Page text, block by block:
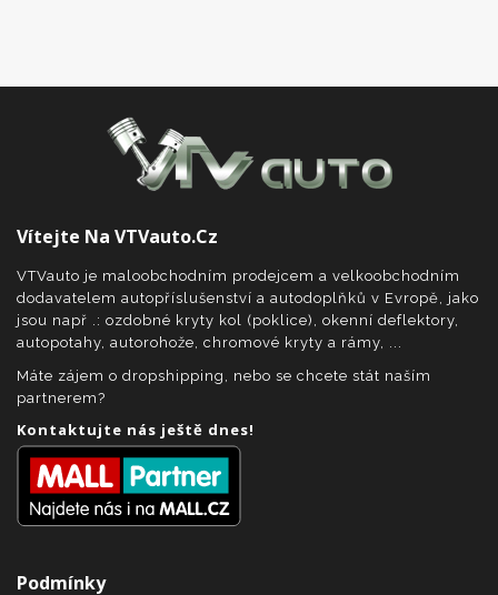
Vítejte Na VTVauto.cz
VTVauto je maloobchodním prodejcem a velkoobchodním
dodavatelem autopříslušenství a autodoplňků v Evropě, jako
jsou např .: ozdobné kryty kol (poklice), okenní deflektory,
autopotahy, autorohože, chromové kryty a rámy, ...
Máte zájem o dropshipping, nebo se chcete stát naším
partnerem?
Kontaktujte nás ještě dnes!
Podmínky